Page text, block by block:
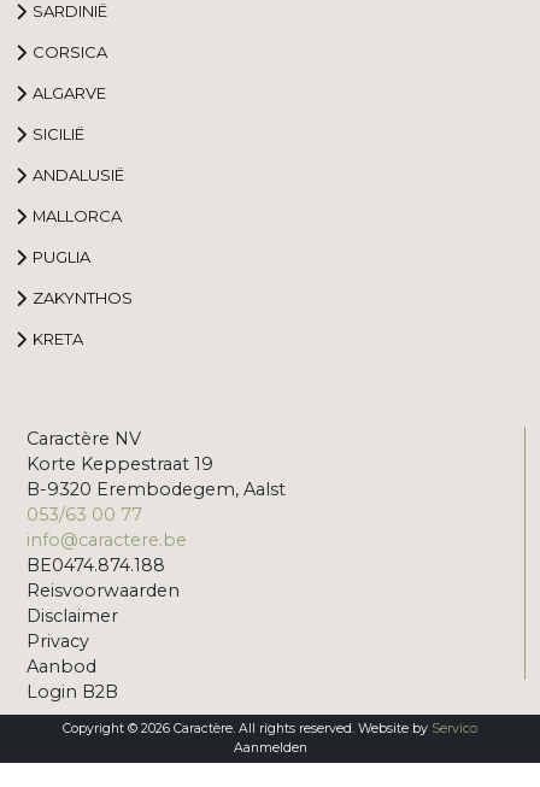
SARDINIË
CORSICA
ALGARVE
SICILIË
ANDALUSIË
MALLORCA
PUGLIA
ZAKYNTHOS
KRETA
Caractère NV
Korte Keppestraat 19
B-9320 Erembodegem, Aalst
053/63 00 77
info@caractere.be
BE0474.874.188
Reisvoorwaarden
Disclaimer
Privacy
Aanbod
Login B2B
Copyright © 2026 Caractère. All rights reserved. Website by Servico
Aanmelden